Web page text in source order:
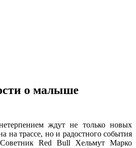
о малыше
ждут не только новых
на трассе, но и радостного события
Red Bull Хельмут Марко